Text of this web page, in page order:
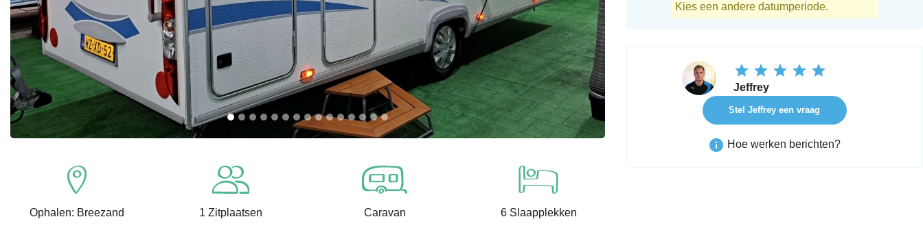
Ophalen: Breezand 1 Zitplaatsen Caravan 6 Slaapplekken
Kies een andere datumperiode.
Jeffrey
Stel Jeffrey een vraag
Hoe werken berichten?